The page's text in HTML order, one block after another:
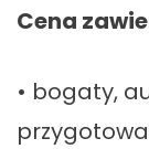
Cena
• bogaty,